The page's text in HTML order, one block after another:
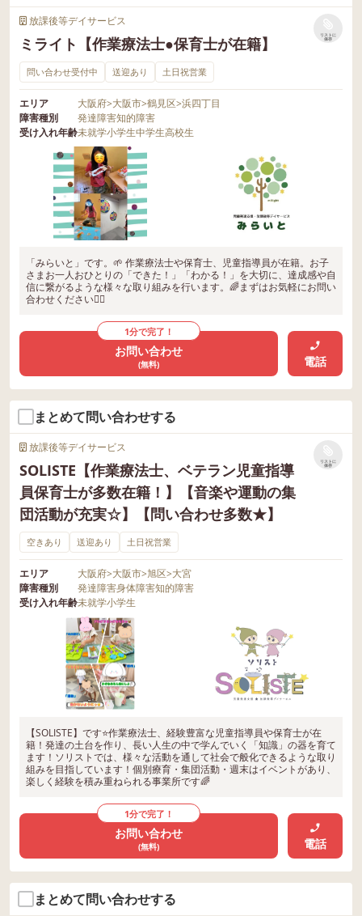
放課後等デイサービス
ミライト【作業療法士●保育士が在籍】
リストに
保存
問い合わせ受付中 送迎あり 土日祝営業
エリア 大阪府>大阪市>鶴見区>浜四丁目
障害種別
発達障害知的障害
受け入れ年齢未就学小学生中学生高校生
「みらいと」です。🌱 作業療法士や保育士、児童指導員が在籍。お子
さまお一人おひとりの「できた！」「わかる！」を大切に、達成感や自
信に繋がるような様々な取り組みを行います。🌈まずはお気軽にお問い
合わせください🙆‍♀️
1分で完了！
お問い合わせ
(無料) 電話
まとめて問い合わせする
放課後等デイサービス
SOLISTE【作業療法士、ベテラン児童指導
員保育士が多数在籍！】【音楽や運動の集
団活動が充実☆】【問い合わせ多数★】
リストに
保存
空きあり 送迎あり 土日祝営業
エリア 大阪府>大阪市>旭区>大宮
障害種別
発達障害身体障害知的障害
受け入れ年齢未就学小学生
【SOLISTE】です⭐️作業療法士、経験豊富な児童指導員や保育士が在
籍！発達の土台を作り、長い人生の中で学んでいく「知識」の器を育て
ます！ソリストでは、様々な活動を通して社会で般化できるような取り
組みを目指しています！個別療育・集団活動・週末はイベントがあり、
楽しく経験を積み重ねられる事業所です🌈
1分で完了！
お問い合わせ
(無料) 電話
まとめて問い合わせする